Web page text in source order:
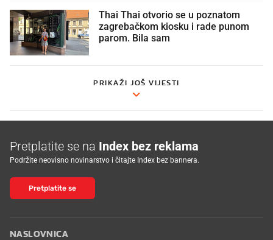
Thai Thai otvorio se u poznatom
zagrebačkom kiosku i rade punom
parom. Bila sam
PRIKAŽI JOŠ VIJESTI
Pretplatite se na Index bez reklama
Podržite neovisno novinarstvo i čitajte Index bez bannera.
Pretplatite se
NASLOVNICA